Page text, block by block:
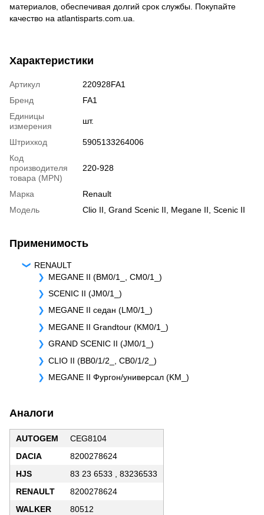
материалов, обеспечивая долгий срок службы. Покупайте
качество на atlantisparts.com.ua.
Характеристики
Артикул
220928FA1
Бренд
FA1
Единицы
измерения
шт.
Штрихкод
5905133264006
Код
производителя
товара (MPN)
220-928
Марка
Renault
Модель
Clio II Grand Scenic II Megane II Scenic II
Применимость
RENAULT
MEGANE II (BM0/1_, CM0/1_)
SCENIC II (JM0/1_)
MEGANE II седан (LM0/1_)
MEGANE II Grandtour (KM0/1_)
GRAND SCENIC II (JM0/1_)
CLIO II (BB0/1/2_, CB0/1/2_)
MEGANE II Фургон/универсал (KM_)
Аналоги
AUTOGEM
CEG8104
DACIA
8200278624
HJS
83 23 6533 , 83236533
RENAULT
8200278624
WALKER
80512